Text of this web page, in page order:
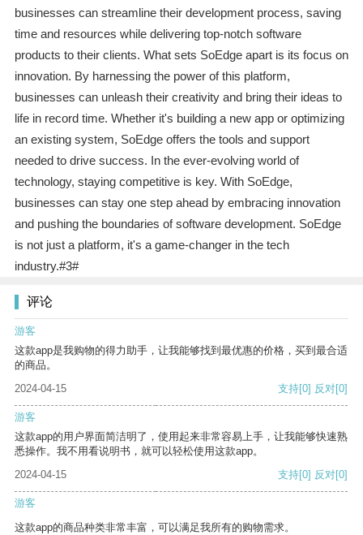
businesses can streamline their development process, saving
time and resources while delivering top-notch software
products to their clients. What sets SoEdge apart is its focus on
innovation. By harnessing the power of this platform,
businesses can unleash their creativity and bring their ideas to
life in record time. Whether it's building a new app or optimizing
an existing system, SoEdge offers the tools and support
needed to drive success. In the ever-evolving world of
technology, staying competitive is key. With SoEdge,
businesses can stay one step ahead by embracing innovation
and pushing the boundaries of software development. SoEdge
is not just a platform, it's a game-changer in the tech
industry.#3#
评论
游客
这款app是我购物的得力助手，让我能够找到最优惠的价格，买到最合适
的商品。
2024-04-15
支持[0] 反对[0]
游客
这款app的用户界面简洁明了，使用起来非常容易上手，让我能够快速熟
悉操作。我不用看说明书，就可以轻松使用这款app。
2024-04-15
支持[0] 反对[0]
游客
这款app的商品种类非常丰富，可以满足我所有的购物需求。